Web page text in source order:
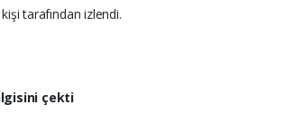
tarafından izlendi.
çekti